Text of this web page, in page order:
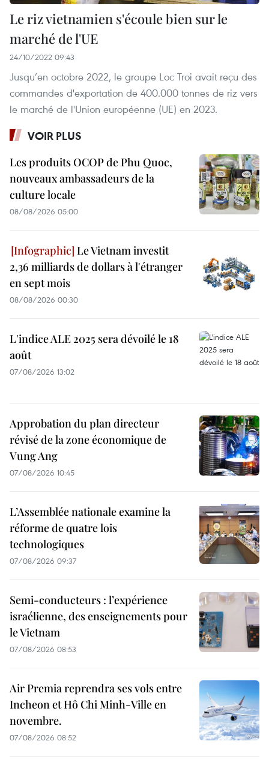
Le riz vietnamien s'écoule bien sur le
marché de l'UE
24/10/2022 09:43
Jusqu’en octobre 2022, le groupe Loc Troi avait reçu des
commandes d'exportation de 400.000 tonnes de riz vers
le marché de l'Union européenne (UE) en 2023.
VOIR PLUS
Les produits OCOP de Phu Quoc,
nouveaux ambassadeurs de la
culture locale
08/08/2026 05:00
Le Vietnam investit
2,36 milliards de dollars à l'étranger
en sept mois
08/08/2026 00:30
L'indice ALE 2025 sera dévoilé le 18
août
07/08/2026 13:02
Approbation du plan directeur
révisé de la zone économique de
Vung Ang
07/08/2026 10:45
L’Assemblée nationale examine la
réforme de quatre lois
technologiques
07/08/2026 09:37
Semi-conducteurs : l’expérience
israélienne, des enseignements pour
le Vietnam
07/08/2026 08:53
Air Premia reprendra ses vols entre
Incheon et Hô Chi Minh-Ville en
novembre.
07/08/2026 08:52